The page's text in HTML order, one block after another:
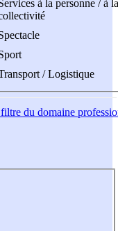
à la personne / à la
/ Logistique
du domaine